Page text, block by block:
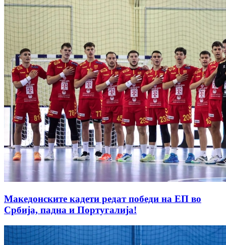
Македонските кадети редат победи на ЕП во
Србија, падна и Португалија!